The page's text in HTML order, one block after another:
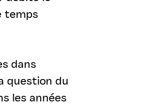
temps
dans
question du
les années